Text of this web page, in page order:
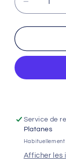
Réduire
la
quantité
Kit
SRA
+
disque
MiniMax+
Service de
Platanes
Habituellement
Afficher les